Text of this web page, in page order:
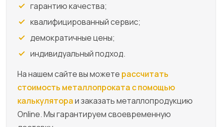
гарантию качества;
квалифицированный сервис;
демократичные цены;
индивидуальный подход.
На нашем сайте вы можете расcчитать
стоимость металлопроката с помощью
калькулятораи заказать металлопродукцию
Online. Мы гарантируем своевременную